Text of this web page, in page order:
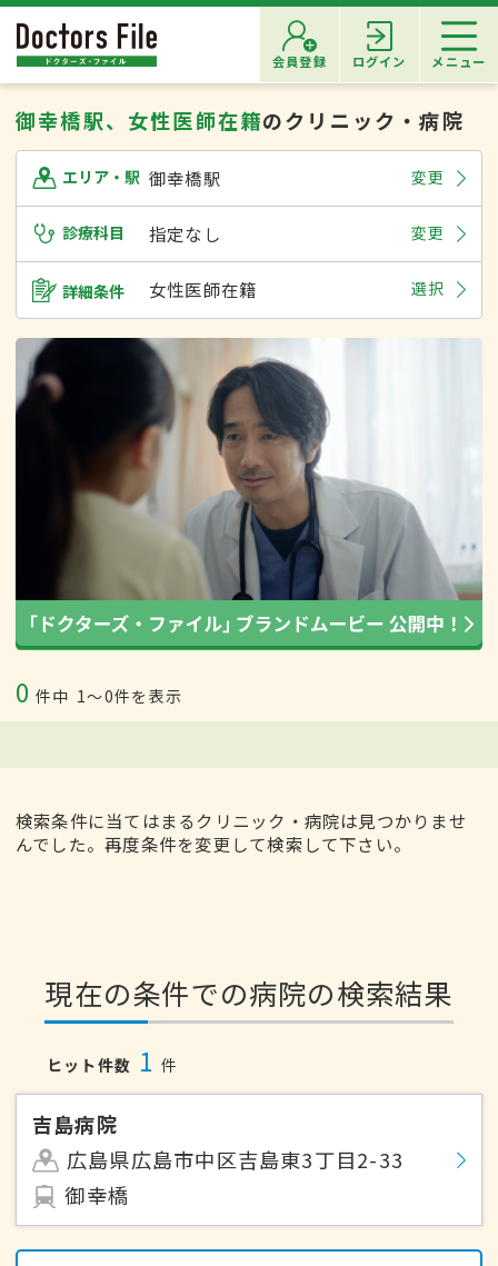
会員登録 ログイン メニュー
御幸橋駅、女性医師在籍のクリニック・病院
エリア・駅 御幸橋駅 変更
診療科目 指定なし 変更
詳細条件 女性医師在籍 選択
0 件中 1〜0件を表示
検索条件に当てはまるクリニック・病院は見つかりませ
んでした。再度条件を変更して検索して下さい。
現在の条件での病院の検索結果
ヒット件数 1 件
吉島病院
広島県広島市中区吉島東3丁目2-33
御幸橋